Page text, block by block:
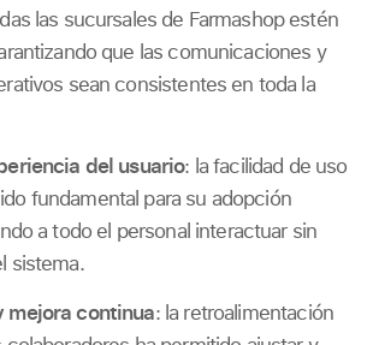
las sucursales de Farmashop estén
que las comunicaciones y
sean consistentes en toda la
del usuario: la facilidad de uso
fundamental para su adopción
a todo el personal interactuar sin
sistema.
continua: la retroalimentación